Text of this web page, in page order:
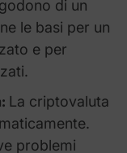
di un
le basi per un
e per
La criptovaluta
problemi